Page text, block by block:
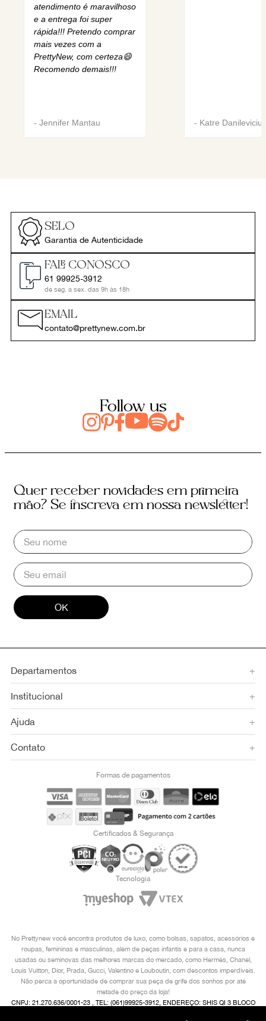
atendimento é maravilhoso
e a entrega foi super
rápida!!! Pretendo comprar
mais vezes com a
PrettyNew, com certeza😄
Recomendo demais!!!
- Jennifer Mantau - Katre Danilevicius
SELO
Garantia de Autenticidade
FALE CONOSCO
61 99925-3912
de seg. a sex. das 9h às 18h
EMAIL
contato@prettynew.com.br
Follow us
Quer receber novidades em primeira
mão? Se inscreva em nossa newsletter!
OK
Departamentos +
Institucional +
Ajuda +
Contato +
Formas de pagamentos
Certificados & Segurança
Tecnologia
No Prettynew você encontra produtos de luxo, como bolsas, sapatos, acessórios e
roupas, femininas e masculinas, além de peças infantis e para a casa, nunca
usadas ou seminovas das melhores marcas do mercado, como Hermès, Chanel,
Louis Vuitton, Dior, Prada, Gucci, Valentino e Louboutin, com descontos imperdíveis.
Não perca a oportunidade de comprar sua peça de grife dos sonhos por até
metade do preço da loja!
CNPJ: 21.270.636/0001-23 , TEL: (061)99925-3912, ENDEREÇO: SHIS QI 3 BLOCO